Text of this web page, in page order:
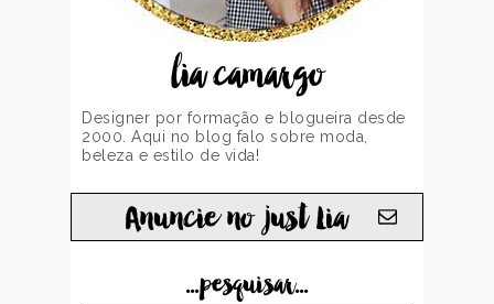
lia camargo
Designer por formação e blogueira desde
2000. Aqui no blog falo sobre moda,
beleza e estilo de vida!
Anuncie no just Lia
...pesquisar...